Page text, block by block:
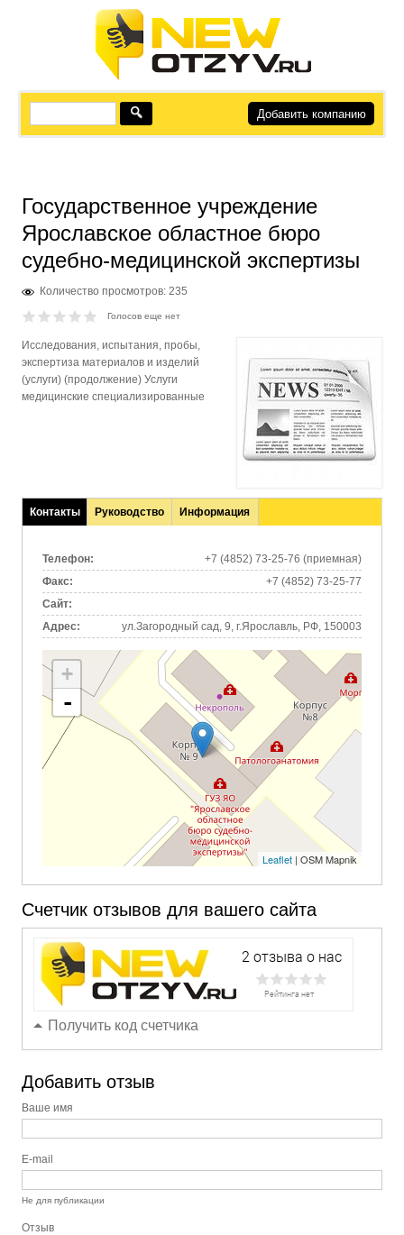
Добавить компанию
Государственное учреждение
Ярославское областное бюро
судебно-медицинской экспертизы
Количество просмотров: 235
Голосов еще нет
Исследования, испытания, пробы,
экспертиза материалов и изделий
(услуги) (продолжение) Услуги
медицинские специализированные
Контакты
(активная
Руководство Информация
Телефон:
+7 (4852) 73-25-76 (приемная)
Факс:
+7 (4852) 73-25-77
Сайт:
Адрес:
ул.Загородный сад, 9, г.Ярославль, РФ, 150003
+
-
Leaflet| OSM Mapnik
Счетчик отзывов для вашего сайта
Получить код счетчика
Добавить отзыв
Ваше имя
E-mail
Не для публикации
Отзыв